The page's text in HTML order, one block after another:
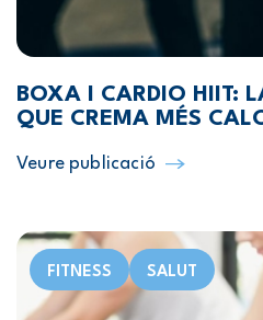
BOXA I CARDIO HIIT:
QUE CREMA MÉS
Veure publicació
FITNESS SALUT